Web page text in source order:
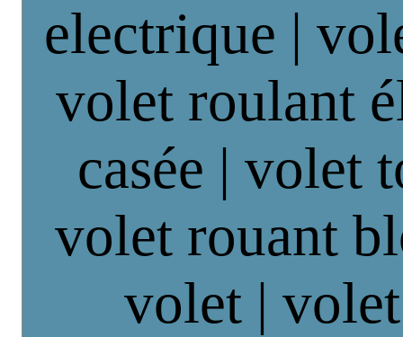
electrique |
volet roulant
casée | volet
volet rouant
volet |